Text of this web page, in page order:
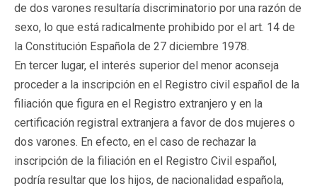
de dos varones resultaría discriminatorio por una razón de
sexo, lo que está radicalmente prohibido por el art. 14 de
la Constitución Española de 27 diciembre 1978.
En tercer lugar, el interés superior del menor aconseja
proceder a la inscripción en el Registro civil español de la
filiación que figura en el Registro extranjero y en la
certificación registral extranjera a favor de dos mujeres o
dos varones. En efecto, en el caso de rechazar la
inscripción de la filiación en el Registro Civil español,
podría resultar que los hijos, de nacionalidad española,